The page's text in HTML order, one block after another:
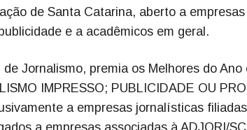
de Santa Catarina, aberto a
e a acadêmicos em geral.
Jornalismo, premia os Melhores do
IMPRESSO; PUBLICIDADE OU
a empresas jornalísticas
a empresas associadas à ADJORI/